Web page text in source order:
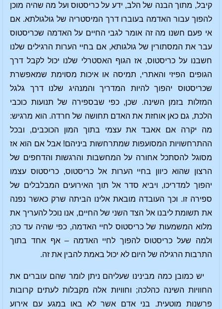
קיבל, מתוך הבנה של הלב, ידע על כריסטוס ועל מה שהיה מוכן
להפוך עבור האדמה בעוברו דרך המיסטריה של גולגולתא. אם
אי פעם חשנו מה זה אומר לגבי החיים על האדמה שכריסטוס
עבר את המסתורין של גולגותא, אם בחיי הערות הרגילים שלנו
חשבנו על כריסטוס, אז הגוף האסטרלי שלנו יכול לקבל דרך
הגופים הפיזי והאתרי, תמיסה או איכות מסוימת שמאפשרת
שכריסטוס יהפוך להיות המדריך והמנהיג שלנו דרך גלגל
המזלות בזמן השינה. שכן, כפי שבספירה של תנועות כוכבי
הלכת, גם כאן אוחזת את האדם תחושה של חרדה. הוא מרגיש:
מה יקרה אם אאבד את עצמי בתוך המון הכוכבים, ובכל
ההתרחשויות המסועפות שמתרחשות ביניהם! אבל אם הוא אז
מסוגל להסתכל אחורה על המחשבות והרגשות והדחפים של
הרצון שהוא כיוון בחיי הערות אל כריסטוס, כריסטוס עצמו
יהפוך למדריכו, ויביא סדר אל תוך האירועים המבלבלים של
ספירה זו. וכך העובדה מובאת אלינו הביתה שרק כאשר נפנה
את תשומת ליבנו אל הצד השני של החיים, אנו נוכל להעריך את
מלוא המשמעות של כריסטוס לחיי האדמה, כפי שהיה עד כה;
ולמה שעל כריסטוס להפוך לחיי האדמה – אף אחד בתוך
התרבות הרגילה של היום לא יכול באמת להבין את זה.
יש כמובן כמה מבינינו שעליהם ניתן לומר שהם עוברים את
החוויות השינה כהלכה; וחוויות אלה מקבלות לעתים קרובות
פרשנות מוטעית. בני אדם אשר לא באו במגע עם אירוע